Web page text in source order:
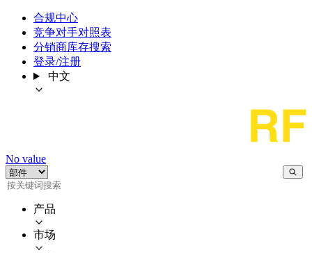
合规中心
竞争对手对照表
分销商库存搜索
登录/注册
中文
No value
产品
市场